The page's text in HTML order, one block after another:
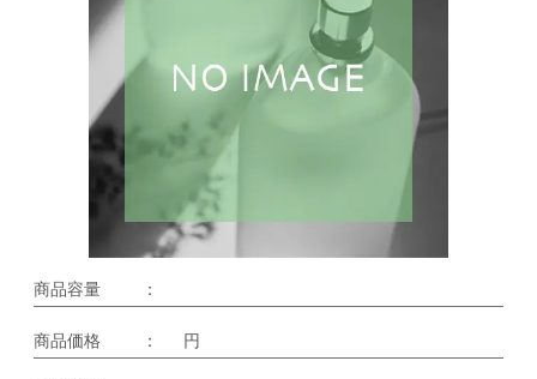
商品容量 ：
商品価格 ： 円